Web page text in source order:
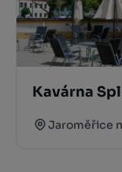
Kavárna
Jaroměřice